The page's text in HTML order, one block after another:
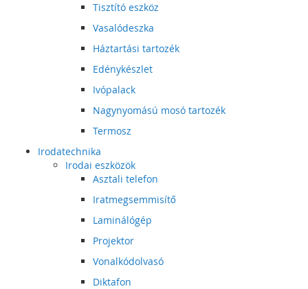
Tisztító eszköz
Vasalódeszka
Háztartási tartozék
Edénykészlet
Ivópalack
Nagynyomású mosó tartozék
Termosz
Irodatechnika
Irodai eszközök
Asztali telefon
Iratmegsemmisítő
Laminálógép
Projektor
Vonalkódolvasó
Diktafon